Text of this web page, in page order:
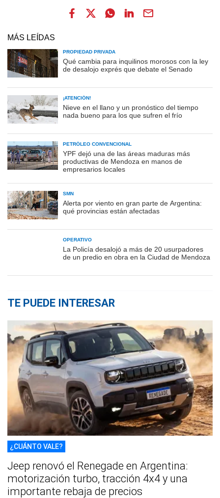
MÁS LEÍDAS
PROPIEDAD PRIVADA
Qué cambia para inquilinos morosos con la ley
de desalojo exprés que debate el Senado
¡ATENCIÓN!
Nieve en el llano y un pronóstico del tiempo
nada bueno para los que sufren el frío
PETRÓLEO CONVENCIONAL
YPF dejó una de las áreas maduras más
productivas de Mendoza en manos de
empresarios locales
SMN
Alerta por viento en gran parte de Argentina:
qué provincias están afectadas
OPERATIVO
La Policía desalojó a más de 20 usurpadores
de un predio en obra en la Ciudad de Mendoza
TE PUEDE INTERESAR
¿CUÁNTO VALE?
Jeep renovó el Renegade en Argentina:
motorización turbo, tracción 4x4 y una
importante rebaja de precios